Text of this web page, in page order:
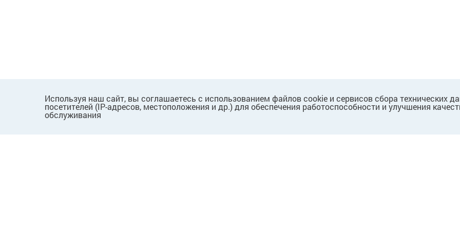
Используя наш сайт, вы соглашаетесь с использованием файлов cookie и сервисов сбора технических
посетителей (IP-адресов, местоположения и др.) для обеспечения работоспособности и улучшения
обслуживания